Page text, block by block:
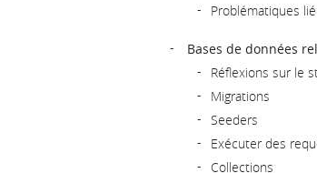
Problématiques
Bases de données
Réflexions sur le
Migrations
Seeders
Exécuter des
Collections